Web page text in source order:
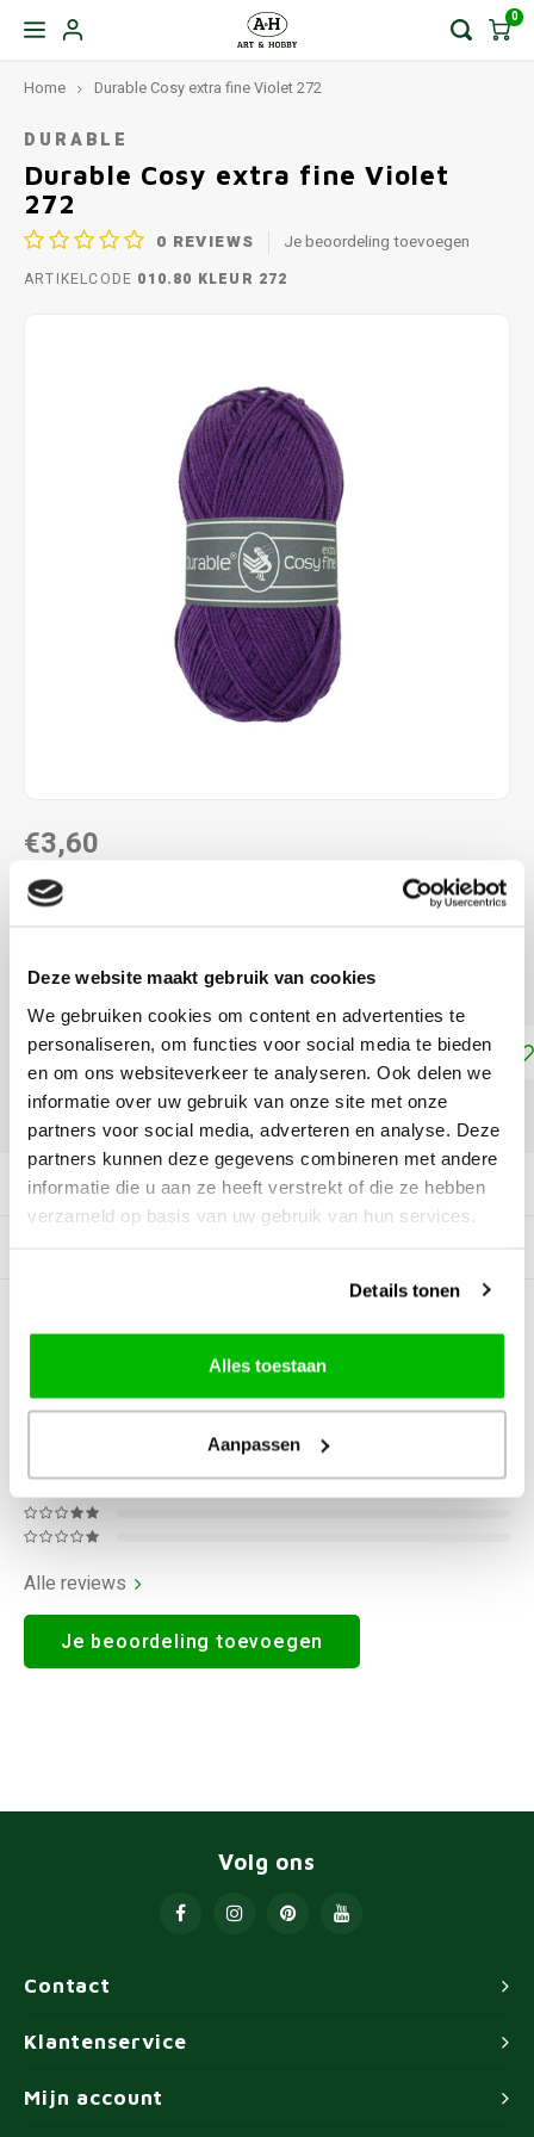
Deze website maakt gebruik van cookies
We gebruiken cookies om content en advertenties te
personaliseren, om functies voor social media te bieden
en om ons websiteverkeer te analyseren. Ook delen we
informatie over uw gebruik van onze site met onze
partners voor social media, adverteren en analyse. Deze
partners kunnen deze gegevens combineren met andere
informatie die u aan ze heeft verstrekt of die ze hebben
verzameld op basis van uw gebruik van hun services.
Details tonen
Alles toestaan
Aanpassen
0
Home Durable Cosy extra fine Violet 272
DURABLE
Durable Cosy extra fine Violet
272
0 REVIEWS Je beoordeling toevoegen
ARTIKELCODE 010.80 KLEUR 272
€3,60
DIRECT LEVERBAAR
meer
Toevoegen aan winkelwagen
Productomschrijving
0Reviews
Alle reviews
Je beoordeling toevoegen
Contact
Volg ons
Klantenservice
Mijn account